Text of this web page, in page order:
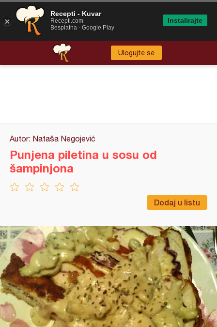
Ulogujte se
Autor: Nataša Negojević
Dodaj u listu
Punjena piletina u sosu od
šampinjona
Recepti - Kuvar
Recepti.com
Besplatna - Google Play
Instalirajte